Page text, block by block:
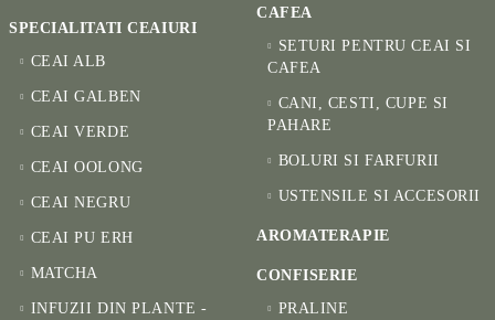
SPECIALITATI CEAIURI
CEAI ALB
CEAI GALBEN
CEAI VERDE
CEAI OOLONG
CEAI NEGRU
CEAI PU ERH
MATCHA
INFUZII DIN PLANTE -
CAFEA
SETURI PENTRU CEAI SI
CAFEA
CANI, CESTI, CUPE SI
PAHARE
BOLURI SI FARFURII
USTENSILE SI ACCESORII
AROMATERAPIE
CONFISERIE
PRALINE